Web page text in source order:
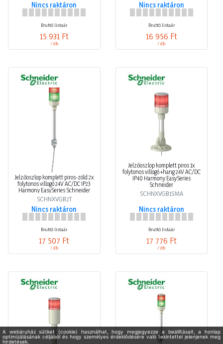
Nincs raktáron
Bruttó listaár
15 931 Ft
/ db
Nincs raktáron
Bruttó listaár
16 956 Ft
/ db
Jelzőoszlop komplett piros-zöld 2x
folytonos villogó 24V AC/DC IP23
Harmony EasySeries Schneider
SCHNXVGB2T
Nincs raktáron
Bruttó listaár
17 507 Ft
/ db
Jelzőoszlop komplett piros 1x
folytonos villogó +hang 24V AC/DC
IP40 Harmony EasySeries
Schneider
SCHNXVGB1SMA
Nincs raktáron
Bruttó listaár
17 776 Ft
/ db